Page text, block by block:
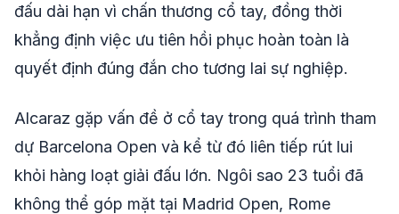
đấu dài hạn vì chấn thương cổ tay, đồng thời
khẳng định việc ưu tiên hồi phục hoàn toàn là
quyết định đúng đắn cho tương lai sự nghiệp.
Alcaraz gặp vấn đề ở cổ tay trong quá trình tham
dự Barcelona Open và kể từ đó liên tiếp rút lui
khỏi hàng loạt giải đấu lớn. Ngôi sao 23 tuổi đã
không thể góp mặt tại Madrid Open, Rome